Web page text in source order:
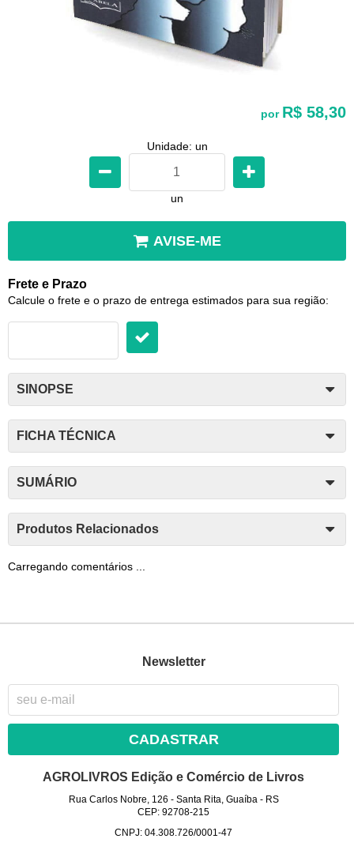
por R$ 58,30
Unidade: un
un
AVISE-ME
Frete e Prazo
Calcule o frete e o prazo de entrega estimados para sua região:
SINOPSE
FICHA TÉCNICA
SUMÁRIO
Produtos Relacionados
Carregando comentários ...
Newsletter
CADASTRAR
AGROLIVROS Edição e Comércio de Livros
Rua Carlos Nobre, 126 - Santa Rita, Guaíba- RS
CEP: 92708-215
CNPJ: 04.308.726/0001-47